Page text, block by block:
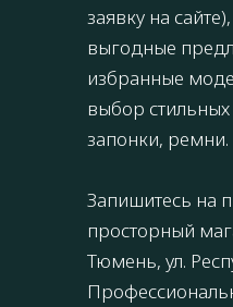
заявку на
выгодные
избранные
выбор стильных
запонки, ремни.
Запишитесь на
просторный
Тюмень, ул.